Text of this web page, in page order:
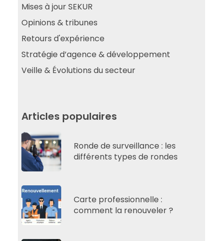
Mises à jour SEKUR
Opinions & tribunes
Retours d'expérience
Stratégie d’agence & développement
Veille & Évolutions du secteur
Articles populaires
Ronde de surveillance : les
différents types de rondes
Carte professionnelle :
comment la renouveler ?